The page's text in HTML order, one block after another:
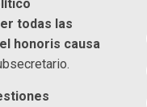
todas las
honoris causa